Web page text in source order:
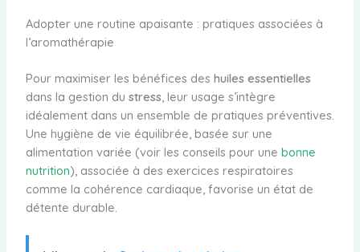
Adopter une routine apaisante : pratiques associées à
l’aromathérapie
Pour maximiser les bénéfices des huiles essentielles
dans la gestion du stress , leur usage s’intègre
idéalement dans un ensemble de pratiques préventives.
Une hygiène de vie équilibrée, basée sur une
alimentation variée (voir les conseils pour une bonne
nutrition), associée à des exercices respiratoires
comme la cohérence cardiaque, favorise un état de
détente durable.